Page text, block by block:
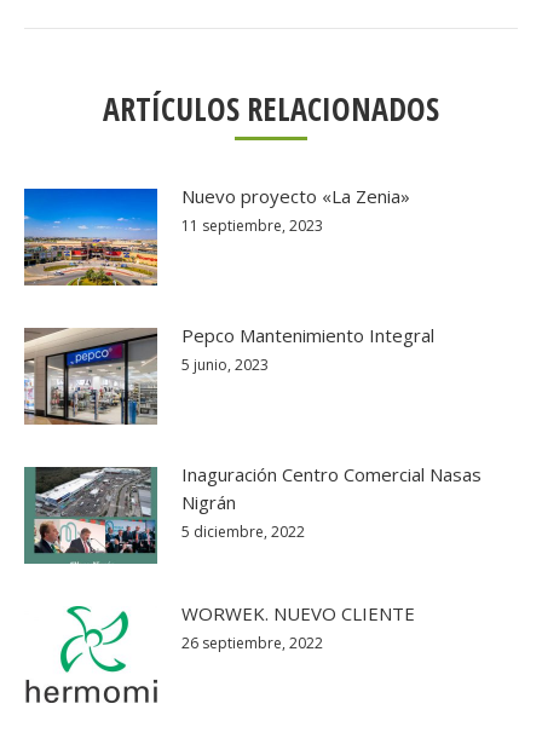
ARTÍCULOS RELACIONADOS
Nuevo proyecto «La Zenia»
11 septiembre, 2023
Pepco Mantenimiento Integral
5 junio, 2023
Inaguración Centro Comercial Nasas
Nigrán
5 diciembre, 2022
WORWEK. NUEVO CLIENTE
26 septiembre, 2022